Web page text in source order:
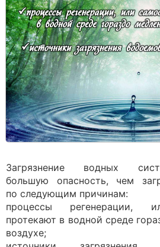
Загрязнение водных
большую опасность, чем
по следующим причинам:
процессы регенерации,
протекают в водной среде
воздухе;